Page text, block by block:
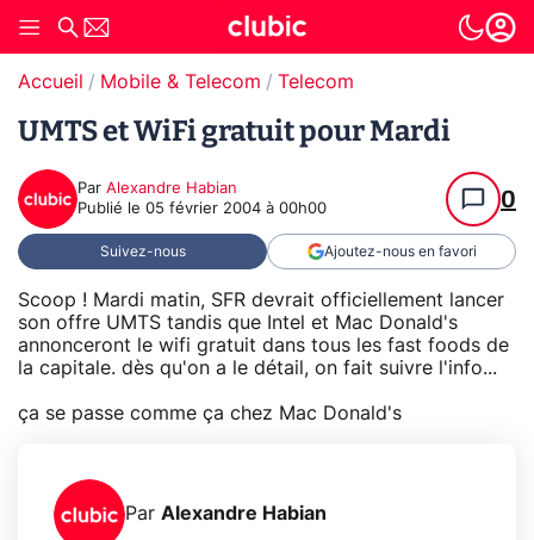
Accueil Mobile & Telecom Telecom
UMTS et WiFi gratuit pour Mardi
Par Alexandre Habian
Publié le 05 février 2004 à 00h00 0
Suivez-nous Ajoutez-nous en favori
Scoop ! Mardi matin, SFR devrait officiellement lancer
son offre UMTS tandis que Intel et Mac Donald's
annonceront le wifi gratuit dans tous les fast foods de
la capitale. dès qu'on a le détail, on fait suivre l'info...
ça se passe comme ça chez Mac Donald's
Par Alexandre Habian